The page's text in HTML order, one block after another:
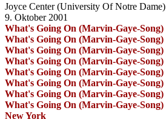
Joyce Center (University Of Notre Dame)
9. Oktober 2001
What's Going On (Marvin-Gaye-Song)
What's Going On (Marvin-Gaye-Song)
What's Going On (Marvin-Gaye-Song)
What's Going On (Marvin-Gaye-Song)
What's Going On (Marvin-Gaye-Song)
What's Going On (Marvin-Gaye-Song)
What's Going On (Marvin-Gaye-Song)
What's Going On (Marvin-Gaye-Song)
New York